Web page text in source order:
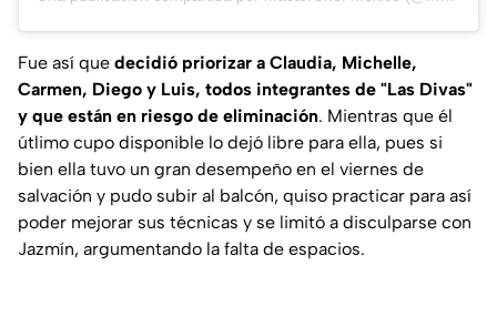
Fue así que decidió priorizar a Claudia, Michelle,
Carmen, Diego y Luis, todos integrantes de "Las Divas"
y que están en riesgo de eliminación. Mientras que él
útlimo cupo disponible lo dejó libre para ella, pues si
bien ella tuvo un gran desempeño en el viernes de
salvación y pudo subir al balcón, quiso practicar para así
poder mejorar sus técnicas y se limitó a disculparse con
Jazmín, argumentando la falta de espacios.